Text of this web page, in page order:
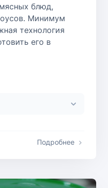
блюд,
Минимум
технология
его в
Подробнее